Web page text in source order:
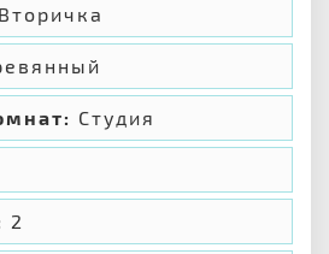
Вторичка
Студия
2